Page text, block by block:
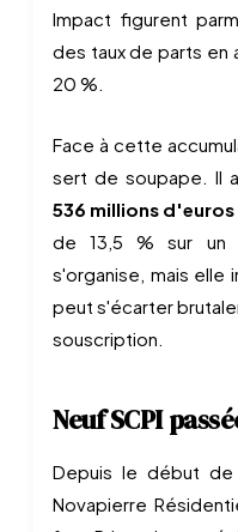
Impact figurent
des taux de parts
20 %.
Face à cette
sert de soupape. Il
536 millions
de 13,5 % sur un
s'organise, mais elle
peut s'écarter
souscription.
Neuf SCPI
Depuis le début de
Novapierre